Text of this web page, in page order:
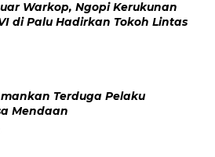
Warkop, Ngopi Kerukunan
di Palu Hadirkan Tokoh Lintas
Terduga Pelaku
Mendaan